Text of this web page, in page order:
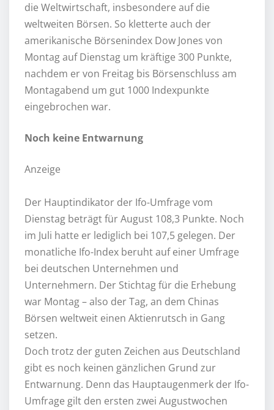
die Weltwirtschaft, insbesondere auf die
weltweiten Börsen. So kletterte auch der
amerikanische Börsenindex Dow Jones von
Montag auf Dienstag um kräftige 300 Punkte,
nachdem er von Freitag bis Börsenschluss am
Montagabend um gut 1000 Indexpunkte
eingebrochen war.
Noch keine Entwarnung
Anzeige
Der Hauptindikator der Ifo-Umfrage vom
Dienstag beträgt für August 108,3 Punkte. Noch
im Juli hatte er lediglich bei 107,5 gelegen. Der
monatliche Ifo-Index beruht auf einer Umfrage
bei deutschen Unternehmen und
Unternehmern. Der Stichtag für die Erhebung
war Montag – also der Tag, an dem Chinas
Börsen weltweit einen Aktienrutsch in Gang
setzen.
Doch trotz der guten Zeichen aus Deutschland
gibt es noch keinen gänzlichen Grund zur
Entwarnung. Denn das Hauptaugenmerk der Ifo-
Umfrage gilt den ersten zwei Augustwochen